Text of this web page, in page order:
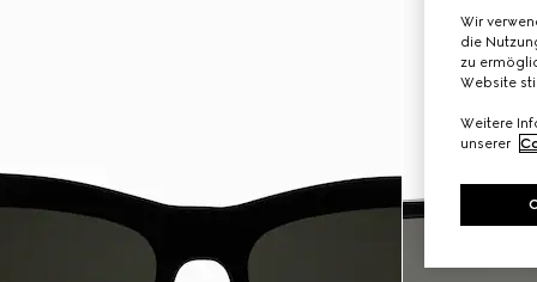
Wir
die
zu
Website
Weitere
unserer